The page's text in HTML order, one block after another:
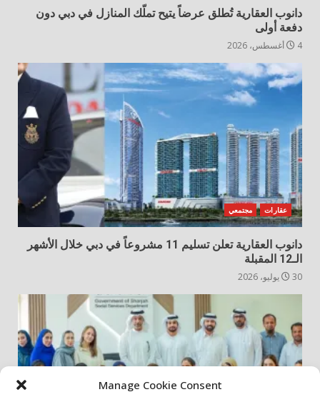
Manage Cookie Consent
دانوب العقارية تُطلق عرضاً يتيح تملّك المنازل في دبي دون
دفعة أولى
4 أغسطس، 2026
عقارات مجتمعي
دانوب العقارية تعلن تسليم 11 مشروعاً في دبي خلال الأشهر
الـ12 المقبلة
30 يوليو، 2026